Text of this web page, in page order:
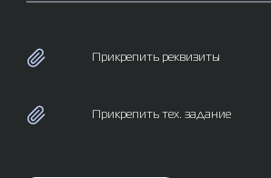
Прикрепить реквизиты
Прикрепить тех. задание